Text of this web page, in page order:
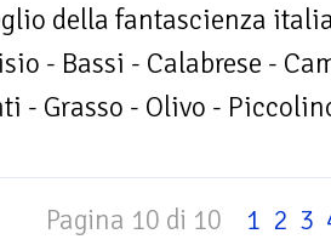
della fantascienza
- Bassi - Calabrese -
- Grasso - Olivo -
Pagina 10 di 10 1 2 3